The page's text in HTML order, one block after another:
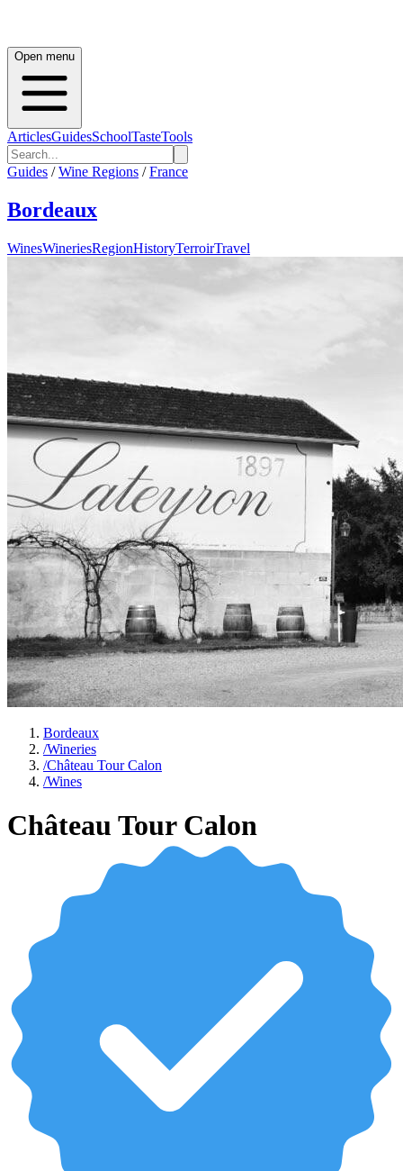
Open menu
ArticlesGuidesSchoolTasteTools
Guides / Wine Regions / France
Bordeaux
WinesWineriesRegionHistoryTerroirTravel
Bordeaux
/Wineries
/Château Tour Calon
/Wines
Château Tour Calon